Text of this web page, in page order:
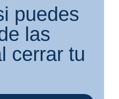
puedes
las
cerrar tu